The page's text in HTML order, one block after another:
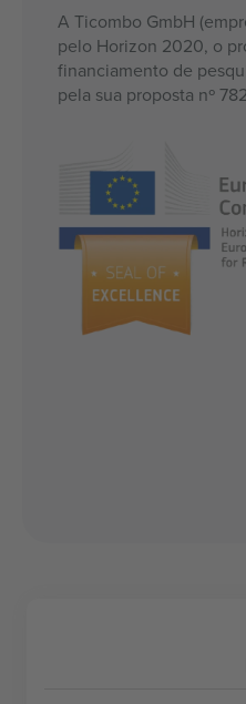
A Ticombo GmbH
pelo Horizon 2020, o
financiamento de
pela sua proposta nº